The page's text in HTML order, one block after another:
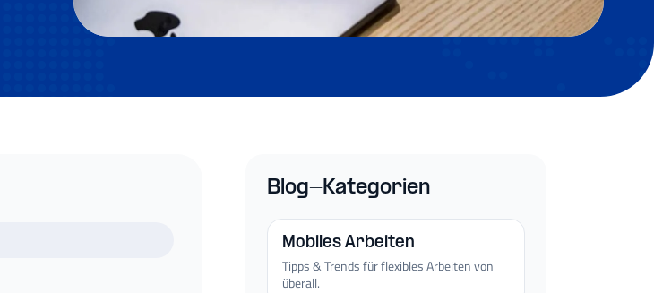
Blog-Kategorien
Mobiles Arbeiten
Tipps & Trends für flexibles Arbeiten von
überall.